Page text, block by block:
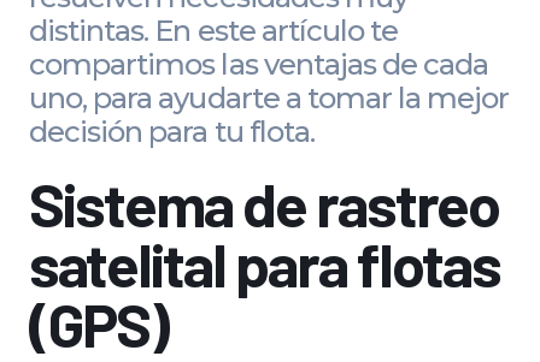
distintas. En este artículo te
compartimos las ventajas de cada
uno, para ayudarte a tomar la mejor
decisión para tu flota.
Sistema de rastreo
satelital para flotas
(GPS)